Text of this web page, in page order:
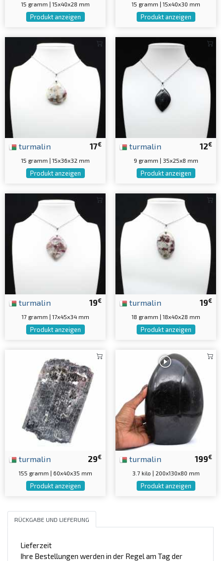
15 gramm | 15x40x28 mm
Produkt anzeigen
15 gramm | 15x40x30 mm
Produkt anzeigen
17€
turmalin
15 gramm | 15x36x32 mm
Produkt anzeigen
12€
turmalin
9 gramm | 35x25x8 mm
Produkt anzeigen
19€
turmalin
17 gramm | 17x45x34 mm
Produkt anzeigen
19€
turmalin
18 gramm | 18x40x28 mm
Produkt anzeigen
29€
turmalin
155 gramm | 60x40x35 mm
Produkt anzeigen
199€
turmalin
3.7 kilo | 200x130x80 mm
Produkt anzeigen
RÜCKGABE UND LIEFERUNG
Lieferzeit
Ihre Bestellungen werden in der Regel am Tag der